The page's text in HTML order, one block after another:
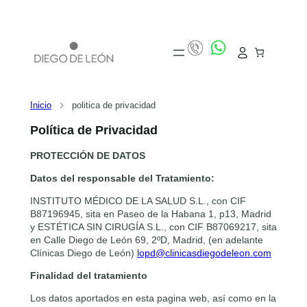
Inicio politica de privacidad
Política de Privacidad
PROTECCIÓN DE DATOS
Datos del responsable del Tratamiento:
INSTITUTO MÉDICO DE LA SALUD S.L., con CIF
B87196945, sita en Paseo de la Habana 1, p13, Madrid
y ESTÉTICA SIN CIRUGÍA S.L., con CIF B87069217, sita
en Calle Diego de León 69, 2ºD, Madrid, (en adelante
Clínicas Diego de León) lopd@clinicasdiegodeleon.com
Finalidad del tratamiento
Los datos aportados en esta pagina web, así como en la